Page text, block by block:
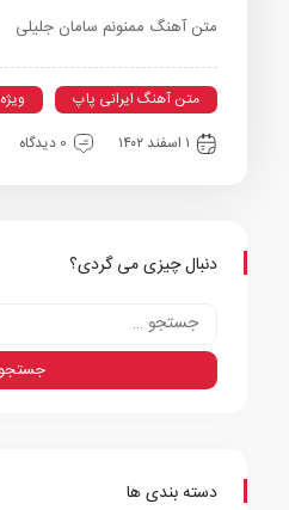
متن آهنگ ممنونم سامان جلیلی
متن آهنگ ایرانی پاپ
ویژه
۱ اسفند ۱۴۰۲
0 دیدگاه
دنبال چیزی می گردی؟
دسته بندی ها